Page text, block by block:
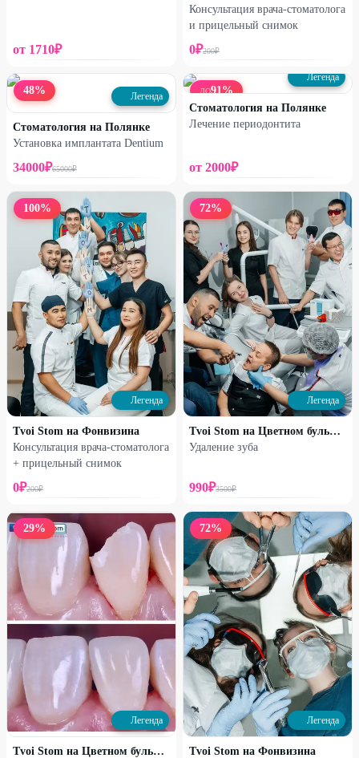
от 1710₽
Консультация врача-стоматолога
и прицельный снимок
0₽200₽
48% Легенда
Стоматология на Полянке
Установка имплантата Dentium
34000₽65000₽
ДО91%
Легенда
Стоматология на Полянке
Лечение периодонтита
от 2000₽
100%
Легенда
Tvoi Stom на Фонвизина
Консультация врача-стоматолога
+ прицельный снимок
0₽200₽
72%
Легенда
Tvoi Stom на Цветном бульваре
Удаление зуба
990₽3500₽
29%
Легенда
Tvoi Stom на Цветном бульваре
72%
Легенда
Tvoi Stom на Фонвизина